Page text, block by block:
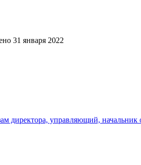
31 января 2022
директора, управляющий, начальник